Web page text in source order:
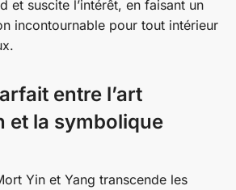
et suscite l’intérêt, en faisant un
incontournable pour tout intérieur
entre l’art
et la symbolique
Yin et Yang transcende les